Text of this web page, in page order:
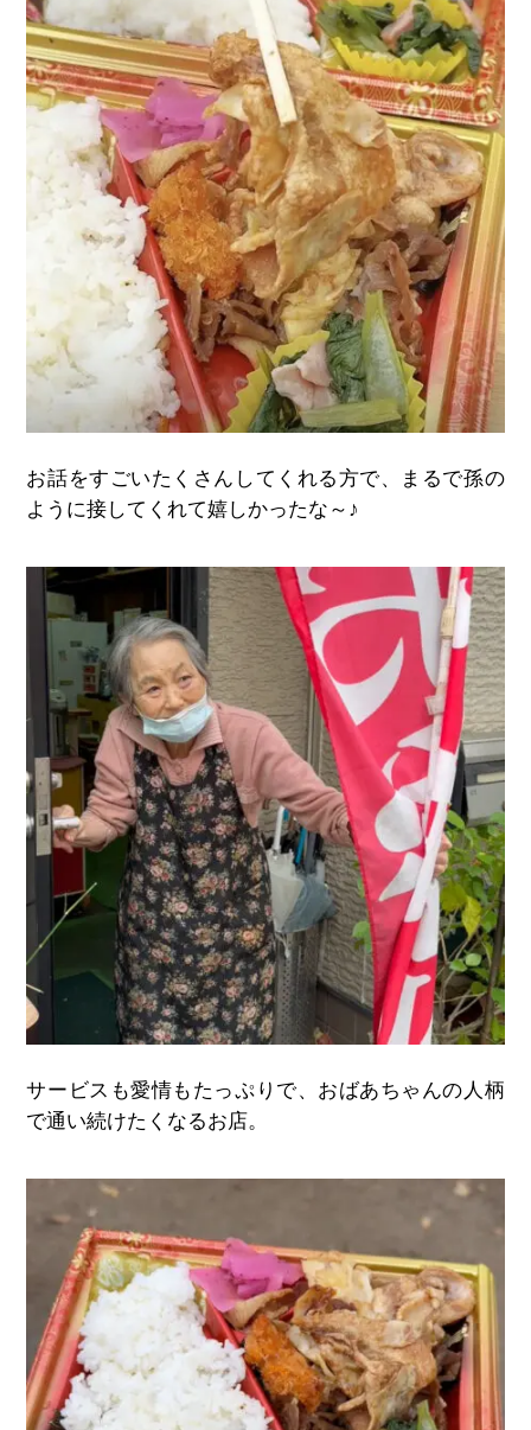
お話をすごいたくさんしてくれる方で、まるで孫の
ように接してくれて嬉しかったな～♪
サービスも愛情もたっぷりで、おばあちゃんの人柄
で通い続けたくなるお店。